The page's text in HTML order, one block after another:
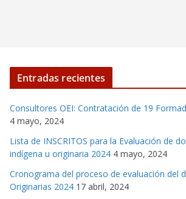
Entradas recientes
Consultores OEI: Contratación de 19
4 mayo, 2024
Lista de INSCRITOS para la Evaluación de
indígena u originaria 2024 4 mayo, 2024
Cronograma del proceso de evaluación del
Originarias 2024 17 abril, 2024